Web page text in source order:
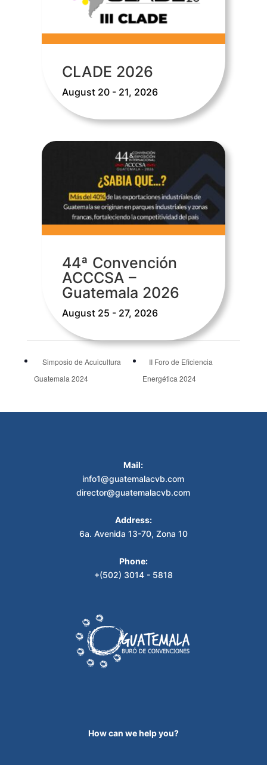
CLADE 2026
August 20 - 21, 2026
44ª Convención
ACCCSA –
Guatemala 2026
August 25 - 27, 2026
Simposio de Acuicultura
Guatemala 2024
II Foro de Eficiencia
Energética 2024
Mail:
info1@guatemalacvb.com
director@guatemalacvb.com
Address:
6a. Avenida 13-70, Zona 10
Phone:
+(502) 3014 - 5818
How can we help you?